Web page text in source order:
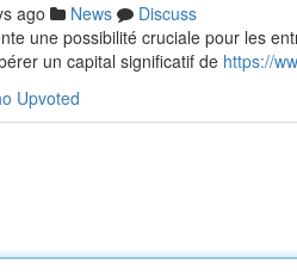
ago News
Discuss
une possibilité cruciale pour les
un capital significatif de https://
Upvoted